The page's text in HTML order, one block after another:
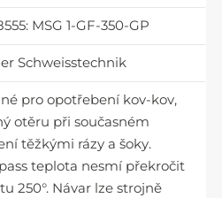
MSG 1-GF-350-GP
Schweisstechnik
pro opotřebení kov-kov,
otěru při současném
těžkými rázy a šoky.
teplota nesmí překročit
250°. Návar lze strojně